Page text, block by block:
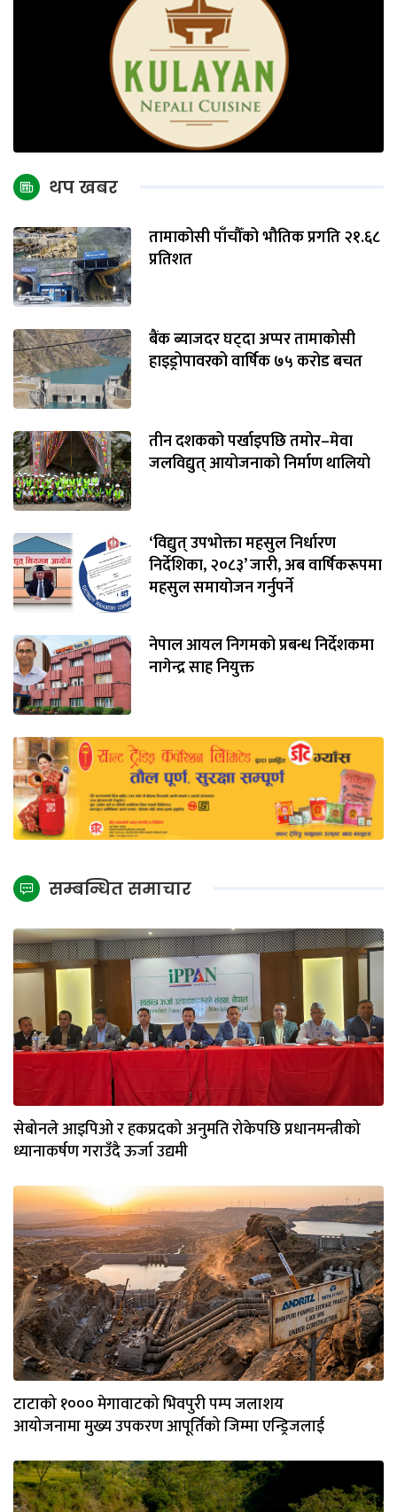
थप खबर
तामाकोसी पाँचौँको भौतिक प्रगति २१.६८
प्रतिशत
बैंक ब्याजदर घट्दा अप्पर तामाकोसी
हाइड्रोपावरको वार्षिक ७५ करोड बचत
तीन दशकको पर्खाइपछि तमोर–मेवा
जलविद्युत् आयोजनाको निर्माण थालियो
‘विद्युत् उपभोक्ता महसुल निर्धारण
निर्देशिका, २०८३’ जारी, अब वार्षिकरूपमा
महसुल समायोजन गर्नुपर्ने
नेपाल आयल निगमको प्रबन्ध निर्देशकमा
नागेन्द्र साह नियुक्त
सम्बन्धित समाचार
सेबोनले आइपिओ र हकप्रदको अनुमति रोकेपछि प्रधानमन्त्रीको
ध्यानाकर्षण गराउँदै ऊर्जा उद्यमी
टाटाको १००० मेगावाटको भिवपुरी पम्प जलाशय
आयोजनामा मुख्य उपकरण आपूर्तिको जिम्मा एन्ड्रिजलाई